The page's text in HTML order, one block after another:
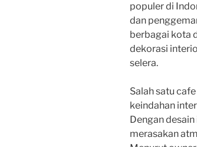
populer di
dan
berbagai kota
dekorasi
selera.
Salah satu
keindahan
Dengan
merasakan